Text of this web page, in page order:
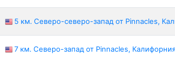
5 км. Северо-северо-запад от Pinnacles,
7 км. Северо-запад от Pinnacles,